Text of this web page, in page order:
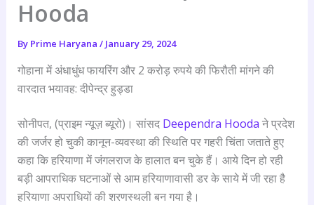
Hooda
By Prime Haryana / January 29, 2024
गोहाना में अंधाधुंध फायरिंग और 2 करोड़ रुपये की फिरौती मांगने की
वारदात भयावह: दीपेन्द्र हुड्डा
सोनीपत, (प्राइम न्यूज़ ब्यूरो)। सांसद Deependra Hooda ने प्रदेश
की जर्जर हो चुकी कानून-व्यवस्था की स्थिति पर गहरी चिंता जताते हुए
कहा कि हरियाणा में जंगलराज के हालात बन चुके हैं। आये दिन हो रही
बड़ी आपराधिक घटनाओं से आम हरियाणावासी डर के साये में जी रहा है
हरियाणा अपराधियों की शरणस्थली बन गया है।